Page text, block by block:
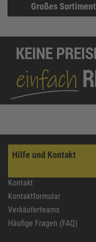
Großes Sortiment
Hilfe und Kontakt
Kontakt
Kontaktformular
Verkäuferteams
Häufige Fragen (FAQ)